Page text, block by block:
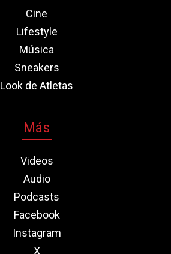
Cine
Lifestyle
Música
Sneakers
Look de Atletas
Más
Videos
Audio
Podcasts
Facebook
Instagram
X